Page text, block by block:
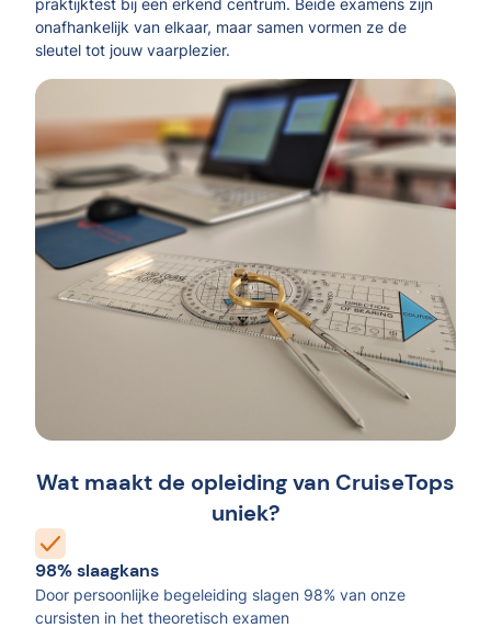
praktijktest bij een erkend centrum. Beide examens zijn
onafhankelijk van elkaar, maar samen vormen ze de
sleutel tot jouw vaarplezier.
Wat maakt de opleiding van CruiseTops
uniek?
98% slaagkans
Door persoonlijke begeleiding slagen 98% van onze
cursisten in het theoretisch examen